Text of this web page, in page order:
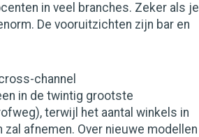
in veel branches. Zeker als je
De vooruitzichten zijn bar en
channel
in de twintig grootste
terwijl het aantal winkels in
afnemen. Over nieuwe modellen